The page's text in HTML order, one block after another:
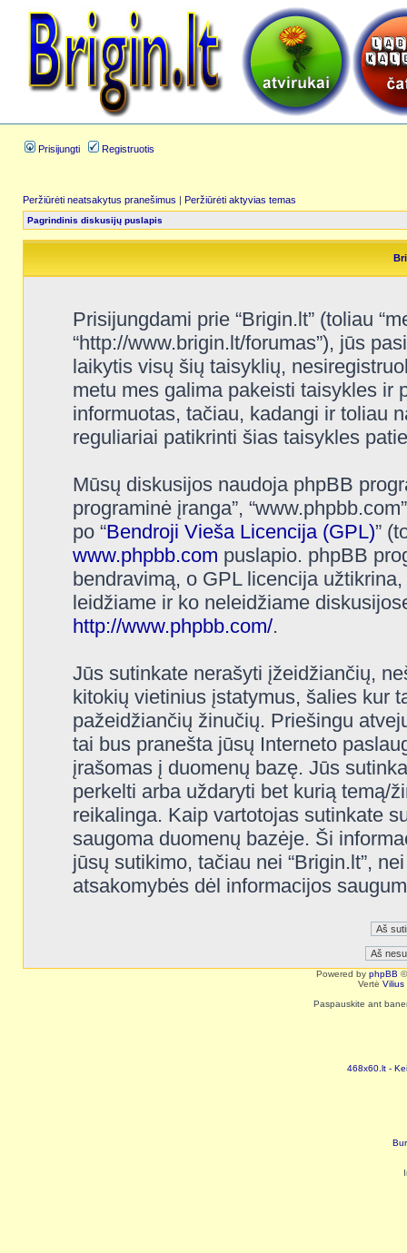
Prisijungti Registruotis
Peržiūrėti neatsakytus pranešimus | Peržiūrėti aktyvias temas
Pagrindinis diskusijų puslapis
Prisijungdami prie “Brigin.lt” (toliau
“http://www.brigin.lt/forumas”), jūs
laikytis visų šių taisyklių,
metu mes galima pakeisti taisykles ir
informuotas, tačiau, kadangi ir toliau
reguliariai patikrinti šias taisykles
Mūsų diskusijos naudoja phpBB
programinė įranga”,
po “Bendroji Vieša Licencija (GPL)”
www.phpbb.com puslapio. phpBB
bendravimą, o GPL licencija
leidžiame ir ko neleidžiame
http://www.phpbb.com/.
Jūs sutinkate nerašyti įžeidžiančių,
kitokių vietinius įstatymus, šalies kur
pažeidžiančių žinučių. Priešingu
tai bus pranešta jūsų Interneto
įrašomas į duomenų bazę. Jūs
perkelti arba uždaryti bet kurią temą/
reikalinga. Kaip vartotojas sutinkate
saugoma duomenų bazėje. Ši
jūsų sutikimo, tačiau nei “Brigin.lt”,
atsakomybės dėl informacijos
Powered by phpBB
Vertė Vilius
Paspauskite ant
468x60.lt -